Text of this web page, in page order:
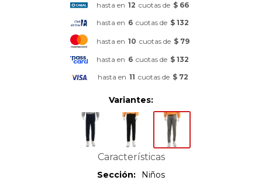
hasta en 12 cuotas de $ 66
hasta en 6 cuotas de $ 132
hasta en 10 cuotas de $ 79
hasta en 6 cuotas de $ 132
hasta en 11 cuotas de $ 72
Variantes:
Características
Sección
Niños